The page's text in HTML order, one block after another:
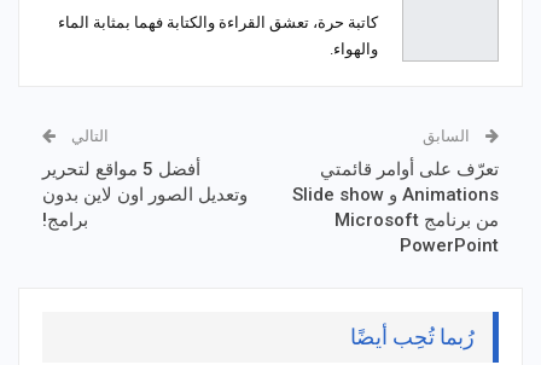
كاتبة حرة، تعشق القراءة والكتابة فهما بمثابة الماء
والهواء.
السابق
تعرّف على أوامر قائمتي
Animations و Slide show
من برنامج Microsoft
PowerPoint
التالي
أفضل 5 مواقع لتحرير
وتعديل الصور اون لاين بدون
برامج!
رُبما تُحِب أيضًا